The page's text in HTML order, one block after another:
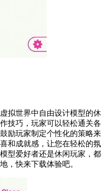
拟世界中自由设计模型的休
技巧，玩家可以轻松通关各
励玩家制定个性化的策略来
和成就感，让您在轻松的氛
型爱好者还是休闲玩家，都
，快来下载体验吧。